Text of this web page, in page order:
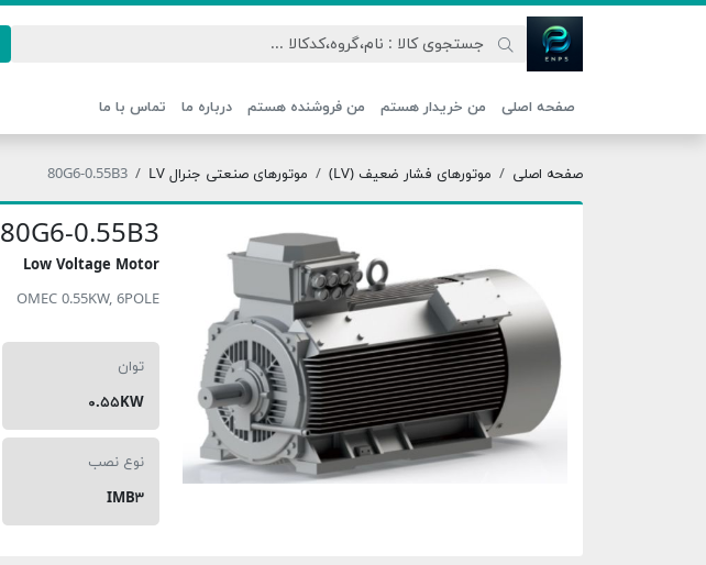
صفحه اصلی من خریدار هستم من فروشنده هستم درباره ما تماس با ما
صفحه اصلی موتورهای فشار ضعیف (LV) موتورهای صنعتی جنرال LV 80G6-0.55B3
80G6-0.55B3
Low Voltage Motor
OMEC 0.55KW, 6POLE
توان
۰.۵۵KW
نوع نصب
IMB۳